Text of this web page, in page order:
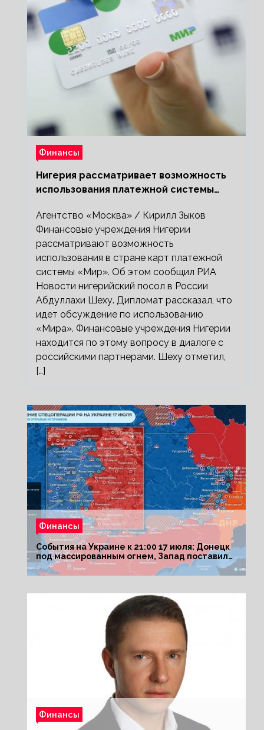
Финансы
Нигерия рассматривает возможность
использования платежной системы
Агентство «Москва» / Кирилл Зыков
Финансовые учреждения Нигерии
рассматривают возможность
использования в стране карт платежной
системы «Мир». Об этом сообщил РИА
Новости нигерийский посол в России
Абдуллахи Шеху. Дипломат рассказал, что
идет обсуждение по использованию
«Мира». Финансовые учреждения Нигерии
находится по этому вопросу в диалоге с
российскими партнерами. Шеху отметил,
[…]
Финансы
События на Украине к 21:00 17 июля: Донецк
под массированным огнем, Запад поставил
Киеву ультиматум
Финансы